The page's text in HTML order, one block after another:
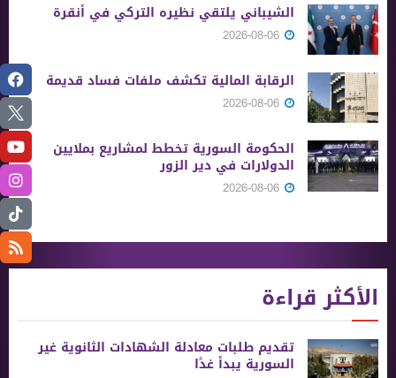
الشيباني يلتقي نظيره التركي في أنقرة
الرقابة المالية تكشف ملفات فساد قديمة
الحكومة السورية تخطط لمشاريع بملايين
الدولارات في دير الزور
الأكثر قراءة
تقديم طلبات معادلة الشهادات الثانوية ‏غير
السورية يبدأ غدًا